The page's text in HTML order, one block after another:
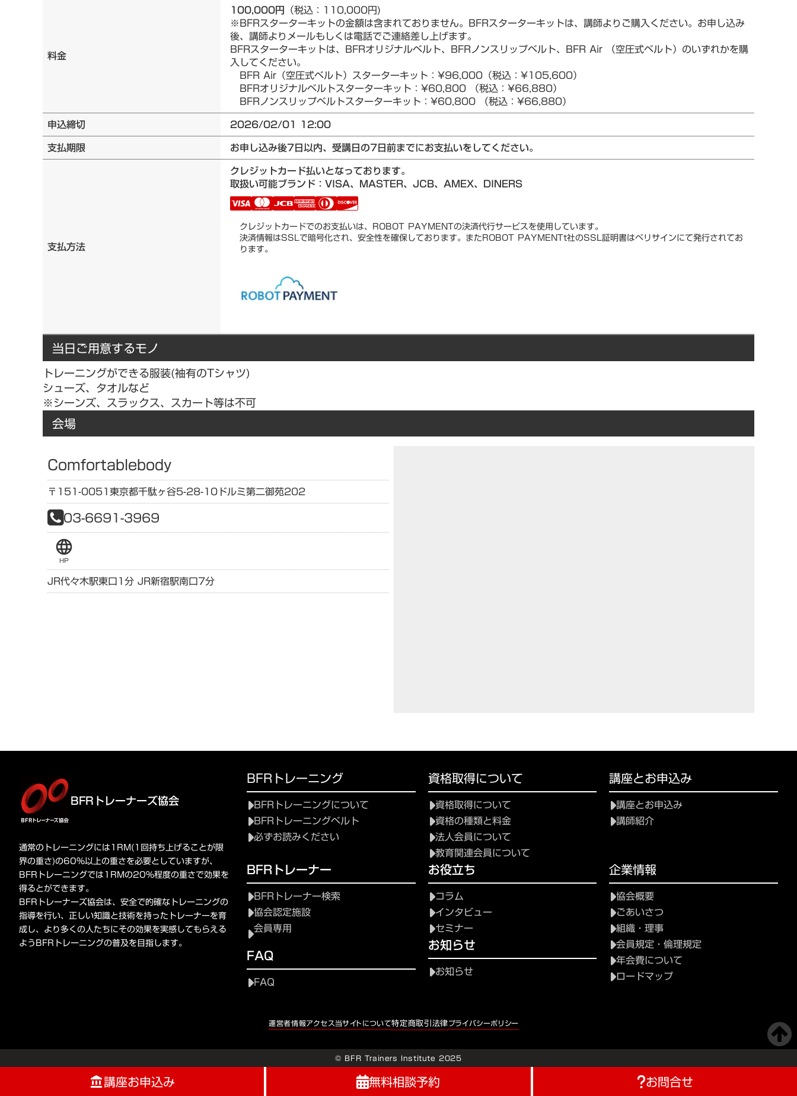
料金
100,000円 （税込：110,000円)
※BFRスターターキットの金額は含まれておりません。BFRスターターキットは、講師よりご購入ください。お申し込み
後、講師よりメールもしくは電話でご連絡差し上げます。
BFRスターターキットは、BFRオリジナルベルト、BFRノンスリップベルト、BFR Air （空圧式ベルト）のいずれかを購
入してください。
BFR Air（空圧式ベルト）スターターキット：¥96,000（税込：¥105,600）
BFRオリジナルベルトスターターキット：¥60,800 （税込：¥66,880）
BFRノンスリップベルトスターターキット：¥60,800 （税込：¥66,880）
申込締切
2026/02/01 12:00
支払期限
お申し込み後7日以内、受講日の7日前までにお支払いをしてください。
支払方法
クレジットカード払いとなっております。
取扱い可能ブランド：VISA、MASTER、JCB、AMEX、DINERS
クレジットカードでのお支払いは、ROBOT PAYMENTの決済代行サービスを使用しています。
決済情報はSSLで暗号化され、安全性を確保しております。またROBOT PAYMENTt社のSSL証明書はベリサインにて発行されてお
ります。
当日ご用意するモノ
トレーニングができる服装(袖有のTシャツ)
シューズ、タオルなど
※シーンズ、スラックス、スカート等は不可
会場
Comfortablebody
〒151-0051東京都千駄ヶ谷5-28-10ドルミ第二御苑202
03-6691-3969
language
HP
JR代々木駅東口1分 JR新宿駅南口7分
BFRトレーナーズ協会
通常のトレーニングには1RM(1回持ち上げることが限
界の重さ)の60%以上の重さを必要としていますが、
BFRトレーニングでは1RMの20%程度の重さで効果を
得るとができます。
BFRトレーナーズ協会は、安全で的確なトレーニングの
指導を行い、正しい知識と技術を持ったトレーナーを育
成し、より多くの人たちにその効果を実感してもらえる
ようBFRトレーニングの普及を目指します。
BFRトレーニング
BFRトレーニングについて
BFRトレーニングベルト
必ずお読みください
資格取得について
資格取得について
資格の種類と料金
法人会員について
教育関連会員について
講座とお申込み
講座とお申込み
講師紹介
BFRトレーナー
BFRトレーナー検索
協会認定施設
会員専用
FAQ
FAQ
お役立ち
コラム
インタビュー
セミナー
お知らせ
お知らせ
企業情報
協会概要
ごあいさつ
組織・理事
会員規定・倫理規定
年会費について
ロードマップ
運営者情報アクセス当サイトについて特定商取引法律プライバシーポリシー
© BFR Trainers Institute 2025
account_balance講座お申込み 無料相談予約 お問合せ